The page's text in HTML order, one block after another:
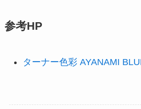
参考HP
ターナー色彩 AYANAMI